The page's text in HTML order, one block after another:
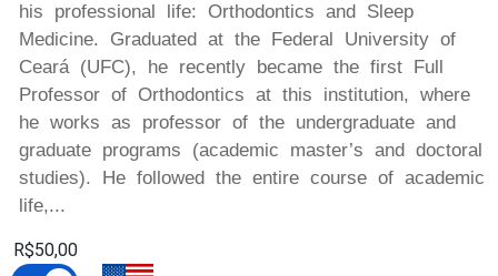
his professional life: Orthodontics and Sleep
Medicine. Graduated at the Federal University of
Ceará (UFC), he recently became the first Full
Professor of Orthodontics at this institution, where
he works as professor of the undergraduate and
graduate programs (academic master’s and doctoral
studies). He followed the entire course of academic
life,...
R$50,00